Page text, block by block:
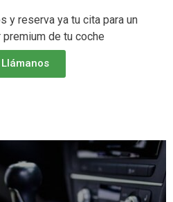
y reserva ya tu cita para un
de tu coche
Llámanos